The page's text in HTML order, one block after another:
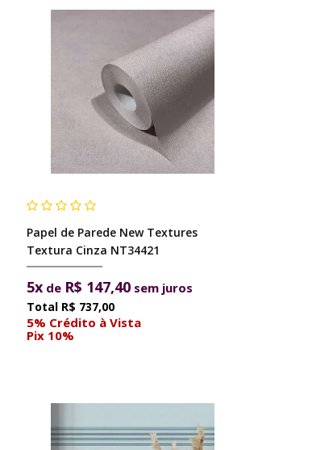
Papel de Parede New Textures
Textura Cinza NT34421
5x de R$ 147,40 sem juros
R$ 737,00
5% Crédito à Vista
Pix 10%